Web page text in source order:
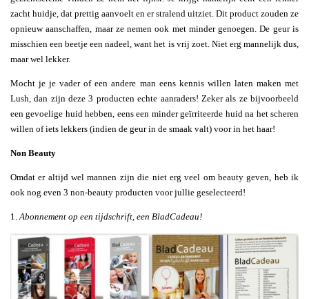
zacht huidje, dat prettig aanvoelt en er stralend uitziet. Dit product zouden ze
opnieuw aanschaffen, maar ze nemen ook met minder genoegen. De geur is
misschien een beetje een nadeel, want het is vrij zoet. Niet erg mannelijk dus,
maar wel lekker.
Mocht je je vader of een andere man eens kennis willen laten maken met
Lush, dan zijn deze 3 producten echte aanraders! Zeker als ze bijvoorbeeld
een gevoelige huid hebben, eens een minder geïrriteerde huid na het scheren
willen of iets lekkers (indien de geur in de smaak valt) voor in het haar!
Non Beauty
Omdat er altijd wel mannen zijn die niet erg veel om beauty geven, heb ik
ook nog even 3 non-beauty producten voor jullie geselecteerd!
1.Abonnement op een tijdschrift, een BladCadeau!